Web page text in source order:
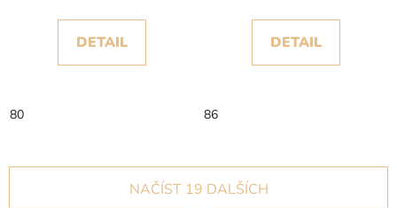
DETAIL
80
DETAIL
86
NAČÍST 19 DALŠÍCH